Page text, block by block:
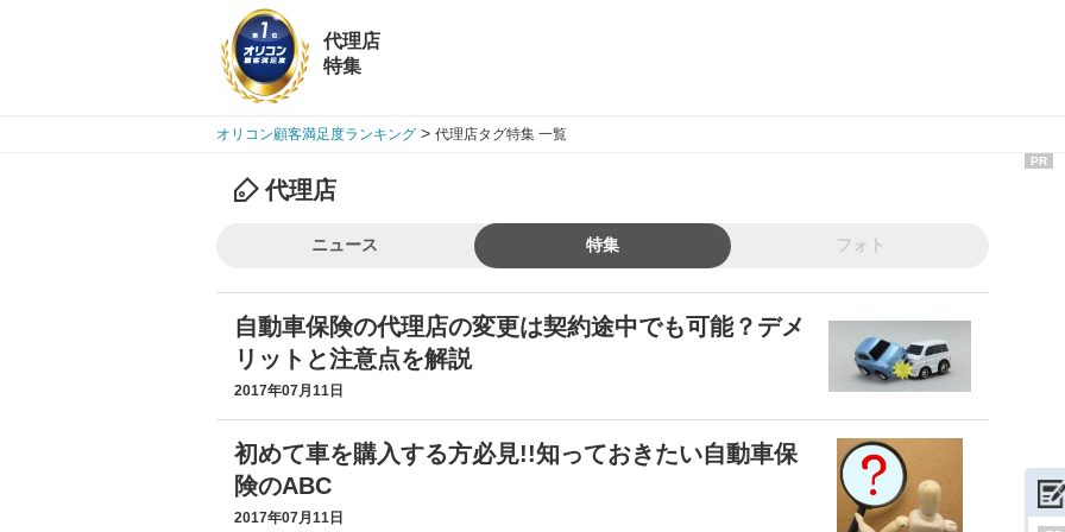
代理店
特集
オリコン顧客満足度ランキング > 代理店タグ特集 一覧
代理店
ニュース 特集 フォト
自動車保険の代理店の変更は契約途中でも可能？デメ
リットと注意点を解説
2017年07月11日
初めて車を購入する方必見!!知っておきたい自動車保
険のABC
2017年07月11日
PR